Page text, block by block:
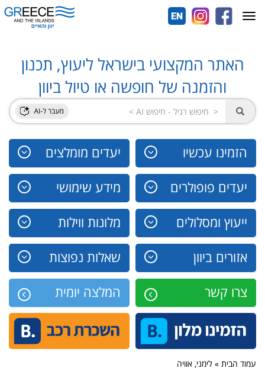
האתר המקצועי בישראל ליעוץ, תכנון
והזמנה של חופשה או טיול ביוון
הזמינו עכשיו יעדים מומלצים
יעדים פופולרים מידע שימושי
ייעוץ ומסלולים מלונות ווילות
אזורים ביוון שאלות נפוצות
צרו קשר המלצה יומית
Toggle
navigation
עמוד הבית » לימני, אוויה